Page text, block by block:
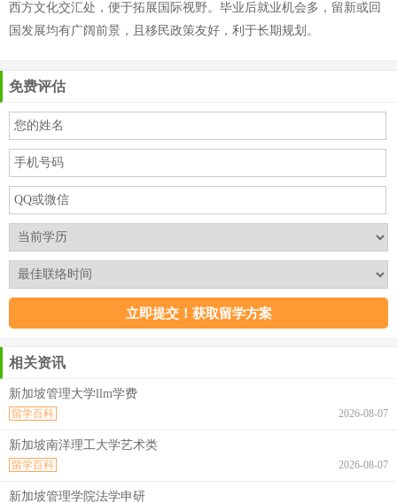
西方文化交汇处，便于拓展国际视野。毕业后就业机会多，留新或回
国发展均有广阔前景，且移民政策友好，利于长期规划。
免费评估
相关资讯
新加坡管理大学llm学费
2026-08-07
留学百科
新加坡南洋理工大学艺术类
2026-08-07
留学百科
新加坡管理学院法学申研